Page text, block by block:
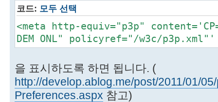
코드: 모두 선택
<meta http-equiv="p3p"
DEM ONL" policyref="/w3c/
을 표시하도록 하면 됩니다. (
http://develop.ablog.me/post/2011/01/
Preferences.aspx 참고)